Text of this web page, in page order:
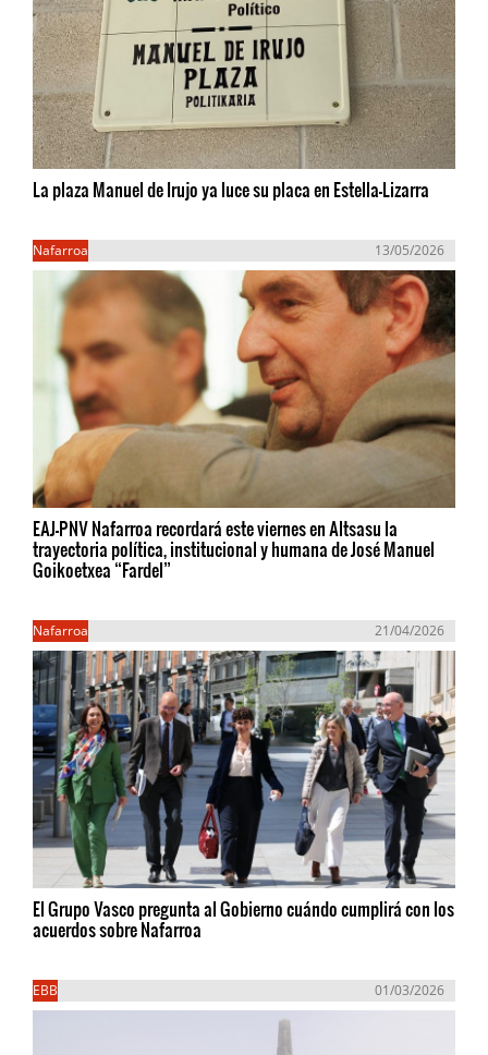
La plaza Manuel de Irujo ya luce su placa en Estella-Lizarra
Nafarroa 13/05/2026
EAJ-PNV Nafarroa recordará este viernes en Altsasu la
trayectoria política, institucional y humana de José Manuel
Goikoetxea “Fardel”
Nafarroa 21/04/2026
El Grupo Vasco pregunta al Gobierno cuándo cumplirá con los
acuerdos sobre Nafarroa
EBB 01/03/2026